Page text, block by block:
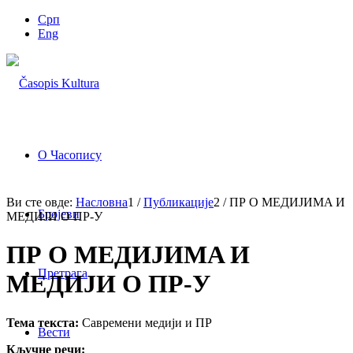
Срп
Eng
О Часопису
Бројеви
Претрага
Вести
Ви сте овде: Насловна1 / Публикације2 / ПР O MEДИJИMA И
MEДИJИ O ПР-У
ПР O MEДИJИMA И
MEДИJИ O ПР-У
Тема текста: Савремени медији и ПР
Кључне речи: